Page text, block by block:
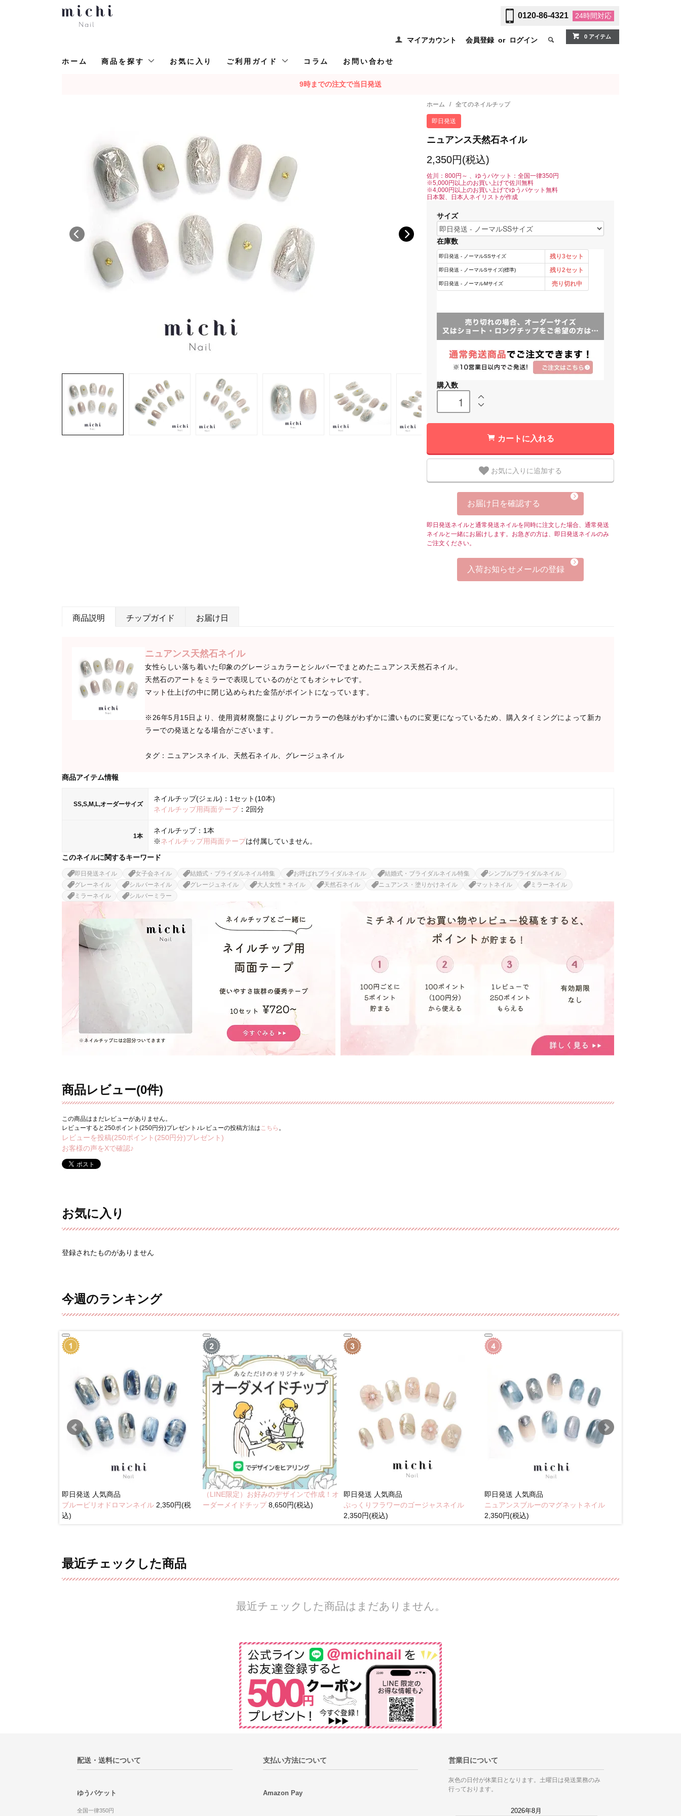
0120-86-4321 24時間対応
マイアカウント 会員登録 or ログイン 0 アイテム
ホーム 商品を探す お気に入り ご利用ガイド コラム お問い合わせ
9時までの注文で当日発送
ホーム / 全てのネイルチップ
即日発送
ニュアンス天然石ネイル
2,350円(税込)
佐川：800円～ 、ゆうパケット：全国一律350円
※5,000円以上のお買い上げで佐川無料
※4,000円以上のお買い上げでゆうパケット無料
日本製、日本人ネイリストが作成
サイズ
在庫数
購入数
カートに入れる
お気に入りに追加する
お届け日を確認する
即日発送ネイルと通常発送ネイルを同時に注文した場合、通常発送
ネイルと一緒にお届けします。お急ぎの方は、即日発送ネイルのみ
ご注文ください。
入荷お知らせメールの登録
商品説明 チップガイド お届け日
ニュアンス天然石ネイル
女性らしい落ち着いた印象のグレージュカラーとシルバーでまとめたニュアンス天然石ネイル。
天然石のアートをミラーで表現しているのがとてもオシャレです。
マット仕上げの中に閉じ込められた金箔がポイントになっています。
※26年5月15日より、使用資材廃盤によりグレーカラーの色味がわずかに濃いものに変更になっているため、購入タイミングによって新カ
ラーでの発送となる場合がございます。
タグ：ニュアンスネイル、天然石ネイル、グレージュネイル
商品アイテム情報
SS,S,M,L,オーダーサイズ
ネイルチップ(ジェル)：1セット(10本)
ネイルチップ用両面テープ：2回分
1本
ネイルチップ：1本
※ネイルチップ用両面テープは付属していません。
このネイルに関するキーワード
即日発送ネイル 女子会ネイル 結婚式・ブライダルネイル特集 お呼ばれブライダルネイル 結婚式・ブライダルネイル特集
シンプルブライダルネイル
グレーネイル
シルバーネイル グレージュネイル 大人女性＊ネイル 天然石ネイル ニュアンス・塗りかけネイル マットネイル
ミラーネイル
ミラーネイル
シルバーミラー
商品レビュー(0件)
この商品はまだレビューがありません。
レビューすると250ポイント(250円分)プレゼント♪レビューの投稿方法は こちら 。
レビューを投稿(250ポイント(250円分)プレゼント)
お客様の声をXで確認♪
お気に入り
登録されたものがありません
今週のランキング
即日発送 人気商品
ブルーピリオドロマンネイル 2,350円(税
込)
（LINE限定）お好みのデザインで作成！オ
ーダーメイドチップ8,650円(税込)
即日発送 人気商品
ぷっくりフラワーのゴージャスネイル
2,350円(税込)
即日発送 人気商品
ニュアンスブルーのマグネットネイル
2,350円(税込)
最近チェックした商品
最近チェックした商品はまだありません。
配送・送料について
ゆうパケット
全国一律350円
支払い方法について
Amazon Pay
営業日について
灰色の日付が休業日となります。土曜日は発送業務のみ
行っております。
2026年8月